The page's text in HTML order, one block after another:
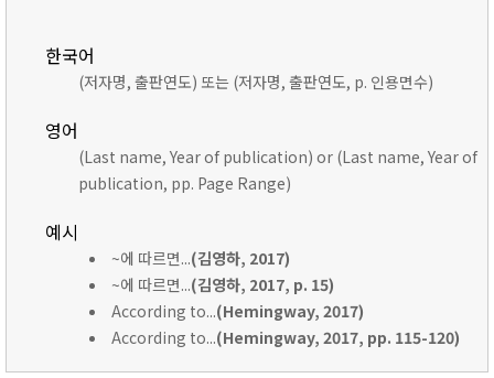
한국어
(저자명, 출판연도) 또는 (저자명, 출판연도, p. 인용면수)
영어
(Last name, Year of publication) or (Last name, Year of
publication, pp. Page Range)
예시
~에 따르면...(김영하, 2017)
~에 따르면...(김영하, 2017, p. 15)
According to...(Hemingway, 2017)
According to...(Hemingway, 2017, pp. 115-120)